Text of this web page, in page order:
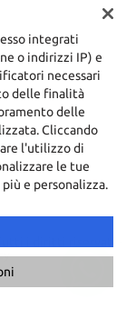
i diritti riservati -
integrati
o indirizzi IP) e
necessari
delle finalità
delle
Cliccando
l'utilizzo di
le tue
e personalizza.